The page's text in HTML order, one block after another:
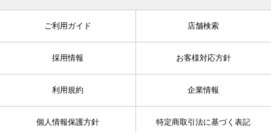
ご利用ガイド 店舗検索
採用情報 お客様対応方針
利用規約 企業情報
個人情報保護方針 特定商取引法に基づく表記